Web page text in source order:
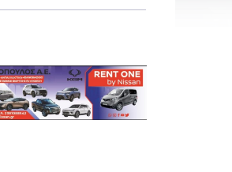
Περιβάλλον
Κόσμος
Τοπικά